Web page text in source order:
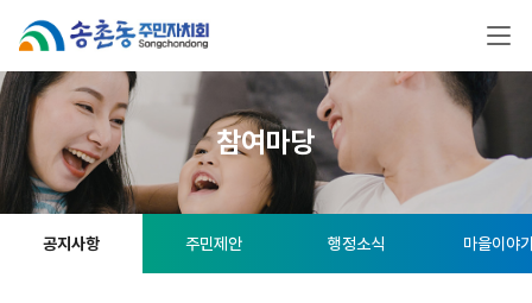
참여마당
공지사항 주민제안 행정소식 마을이야